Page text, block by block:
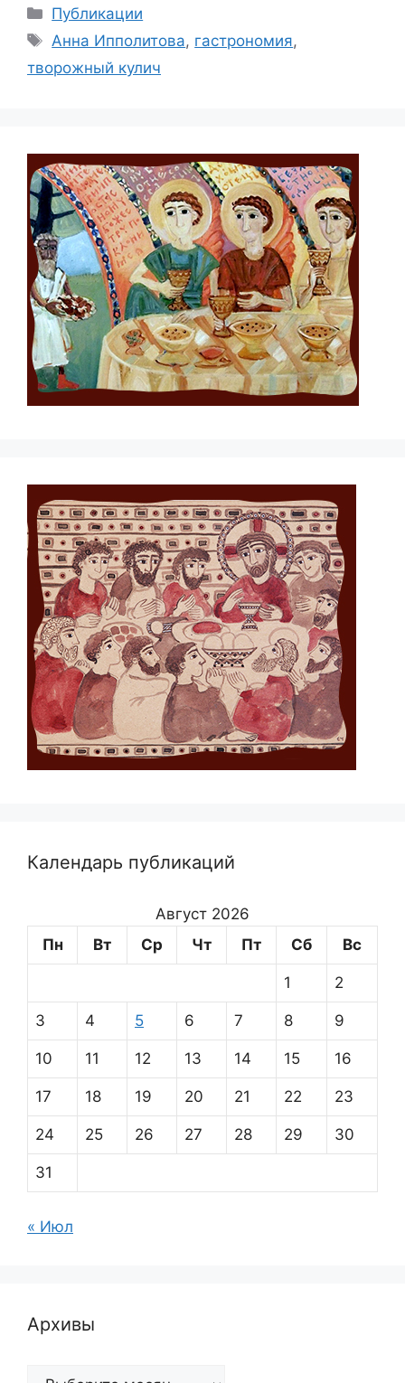
Рубрики
Публикации
Метки
Анна Ипполитова, гастрономия,
творожный кулич
Календарь публикаций
Август 2026
Пн
Вт Ср Чт Пт Сб Вс
1 2
3 4 5 6 7 8 9
10 11 12 13 14 15 16
17 18 19 20 21 22 23
24 25 26 27 28 29 30
31
« Июл
Архивы
Архивы